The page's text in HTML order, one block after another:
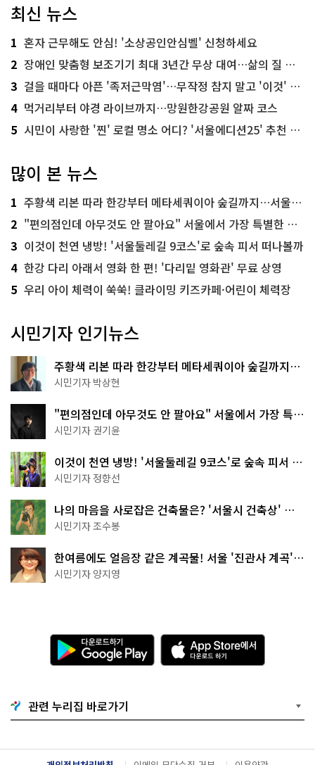
최신 뉴스
1 혼자 근무해도 안심! '소상공인안심벨' 신청하세요
2 장애인 맞춤형 보조기기 최대 3년간 무상 대여…삶의 질 높인다
3 걸을 때마다 아픈 '족저근막염'…무작정 참지 말고 '이것' 해보세요!
4 먹거리부터 야경 라이브까지…망원한강공원 알짜 코스
5 시민이 사랑한 '찐' 로컬 명소 어디? '서울에디션25' 추천 코스
많이 본 뉴스
1 주황색 리본 따라 한강부터 메타세쿼이아 숲길까지…서울둘레길 15코스
2 "편의점인데 아무것도 안 팔아요" 서울에서 가장 특별한 편의점의 정체
3 이것이 천연 냉방! '서울둘레길 9코스'로 숲속 피서 떠나볼까
4 한강 다리 아래서 영화 한 편! '다리밑 영화관' 무료 상영
5 우리 아이 체력이 쑥쑥! 클라이밍 키즈카페·어린이 체력장
시민기자 인기뉴스
주황색 리본 따라 한강부터 메타세쿼이아 숲길까지…
서울둘레길 15코스
시민기자 박상현
"편의점인데 아무것도 안 팔아요" 서울에서 가장 특별
한 편의점의 정체
시민기자 권기윤
이것이 천연 냉방! '서울둘레길 9코스'로 숲속 피서 떠
나볼까
시민기자 정향선
나의 마음을 사로잡은 건축물은? '서울시 건축상' 수
상작 공개!
시민기자 조수봉
한여름에도 얼음장 같은 계곡물! 서울 '진관사 계곡'이
천국이네~
시민기자 양지영
다
운
로
기
G
o
g
l
A
p
p
e
서
다
관련 누리집 바로가기